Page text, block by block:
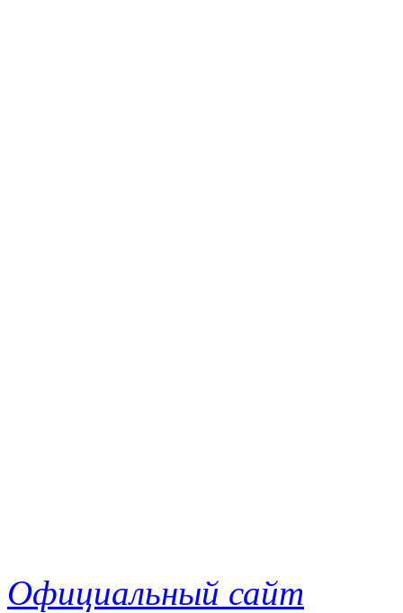
Официальный сайт